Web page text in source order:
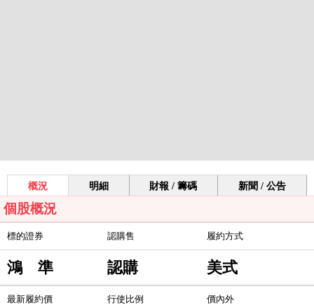
概況 明細 財報 / 籌碼 新聞 / 公告
個股概況
標的證券 認購售 履約方式
鴻 準 認購 美式
最新履約價 行使比例 價內外